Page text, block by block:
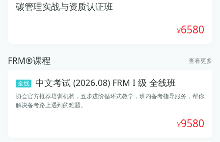
碳管理实战与资质认证班
6580
FRM®课程 查看更多
全线 中文考试 (2026.08) FRM I 级 全线班
协会官方推荐培训机构，五步进阶循环式教学，班内备考指导服务，帮你
解决备考路上遇到的难题。
9580